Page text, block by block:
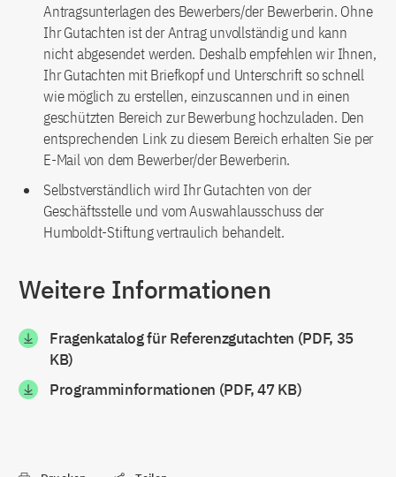
Antragsunterlagen des Bewerbers/der Bewerberin. Ohne
Ihr Gutachten ist der Antrag unvollständig und kann
nicht abgesendet werden. Deshalb empfehlen wir Ihnen,
Ihr Gutachten mit Briefkopf und Unterschrift so schnell
wie möglich zu erstellen, einzuscannen und in einen
geschützten Bereich zur Bewerbung hochzuladen. Den
entsprechenden Link zu diesem Bereich erhalten Sie per
E-Mail von dem Bewerber/der Bewerberin.
Selbstverständlich wird Ihr Gutachten von der
Geschäftsstelle und vom Auswahlausschuss der
Humboldt-Stiftung vertraulich behandelt.
Weitere Informationen
Fragenkatalog für Referenzgutachten (PDF, 35
KB)
Programminformationen (PDF, 47 KB)